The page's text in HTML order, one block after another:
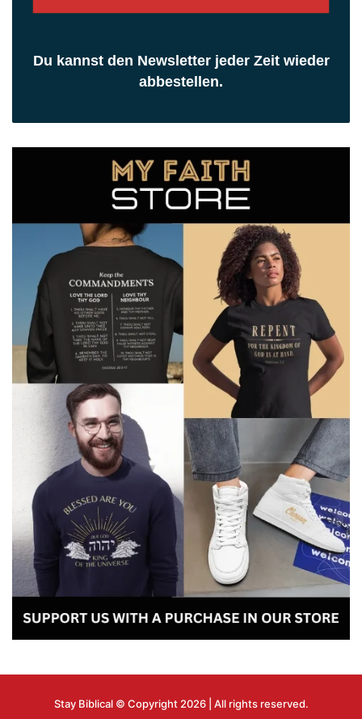
Du kannst den Newsletter jeder Zeit wieder
abbestellen.
Stay Biblical © Copyright 2026 | All rights reserved.